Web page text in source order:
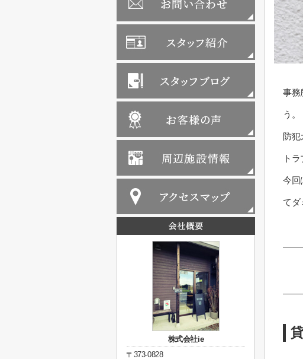
事務
う。
防犯
ト
今回
てダ
株式会社ie
〒373-0828